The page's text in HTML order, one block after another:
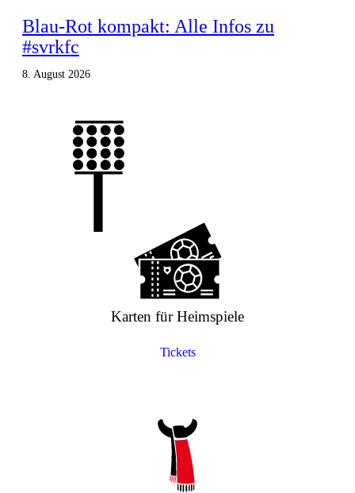
Blau-Rot kompakt: Alle Infos zu
#svrkfc
8. August 2026
Karten für Heimspiele
Tickets